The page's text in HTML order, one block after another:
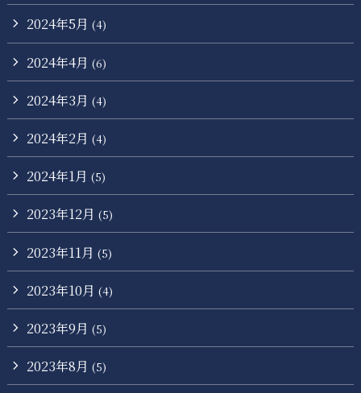
2024年5月 (4)
2024年4月 (6)
2024年3月 (4)
2024年2月 (4)
2024年1月 (5)
2023年12月 (5)
2023年11月 (5)
2023年10月 (4)
2023年9月 (5)
2023年8月 (5)